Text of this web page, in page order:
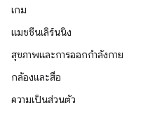
เกม
แมชชีนเลิร์นนิง
สุขภาพและการออกกำลังกาย
กล้องและสื่อ
ความเป็นส่วนตัว